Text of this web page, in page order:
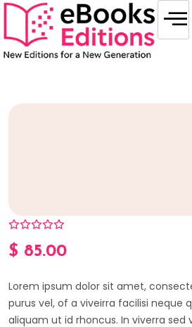
$ 85.00
Lorem ipsum dolor sit amet,
purus vel, of a viveirra facilisi neque
aliquam ut id rhoncus. In viverra